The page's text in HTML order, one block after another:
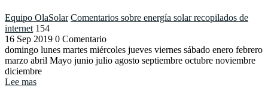
Equipo OlaSolar Comentarios sobre energía solar recopilados de
internet 154
16 Sep 2019 0 Comentario
domingo lunes martes miércoles jueves viernes sábado enero febrero
marzo abril Mayo junio julio agosto septiembre octubre noviembre
diciembre
Lee mas